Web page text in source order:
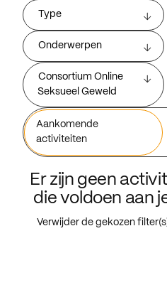
Type
Onderwerpen
Consortium Online
Seksueel Geweld
Aankomende
activiteiten
Er zijn geen
die voldoen aan
Verwijder de gekozen